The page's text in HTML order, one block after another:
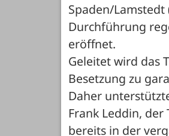
Spaden/
Durchführung
eröffnet.
Geleitet wird das
Besetzung zu
Daher
Frank Leddin,
bereits in der